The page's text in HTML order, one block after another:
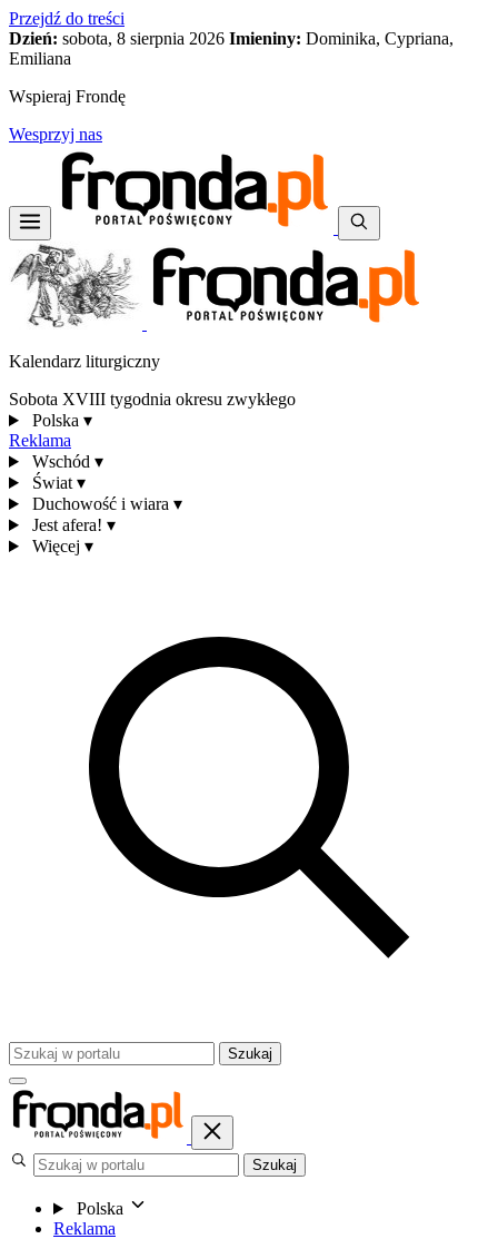
Przejdź do treści
Dzień: sobota, 8 sierpnia 2026 Imieniny: Dominika, Cypriana,
Emiliana
Wspieraj Frondę
Wesprzyj nas
Kalendarz liturgiczny
Sobota XVIII tygodnia okresu zwykłego
Polska ▾
Reklama
Wschód ▾
Świat ▾
Duchowość i wiara ▾
Jest afera! ▾
Więcej ▾
Szukaj
Szukaj
Polska
Reklama